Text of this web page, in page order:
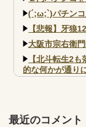
(´;ω;`)パチン
【悲報】牙狼
大阪市宗右衛
【北斗転生2
的な何かが通り
井の軽い絆？
最近のコメント